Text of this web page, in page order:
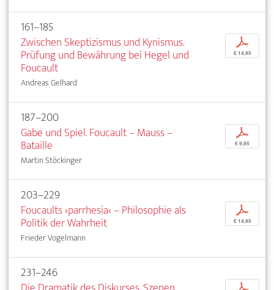
161–185
Zwischen Skeptizismus und Kynismus.
Prüfung und Bewährung bei Hegel und
Foucault
Andreas Gelhard
p
€ 14,95
187–200
Gabe und Spiel. Foucault – Mauss –
Bataille
Martin Stöckinger
p
€ 9,95
203–229
Foucaults ›parrhesia‹ – Philosophie als
Politik der Wahrheit
Frieder Vogelmann
p
€ 14,95
231–246